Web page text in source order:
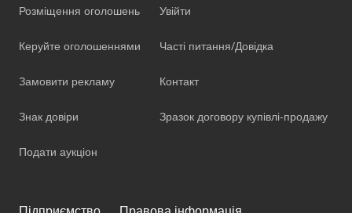
Розміщення оголошень
Керуйте оголошеннями
Замовити рекламу
Знак довіри
Подати аукціон
Увійти
Часті питання/Довідка
Контакт
Зразок договору купівлі-продажу